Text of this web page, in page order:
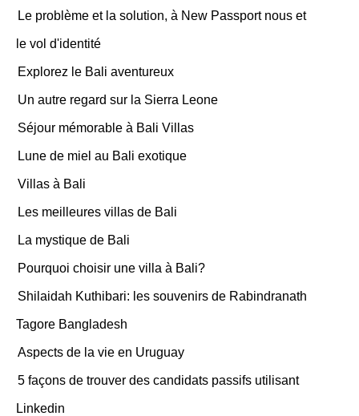
Le problème et la solution, à New Passport nous et
le vol d'identité
Explorez le Bali aventureux
Un autre regard sur la Sierra Leone
Séjour mémorable à Bali Villas
Lune de miel au Bali exotique
Villas à Bali
Les meilleures villas de Bali
La mystique de Bali
Pourquoi choisir une villa à Bali?
Shilaidah Kuthibari: les souvenirs de Rabindranath
Tagore Bangladesh
Aspects de la vie en Uruguay
5 façons de trouver des candidats passifs utilisant
Linkedin